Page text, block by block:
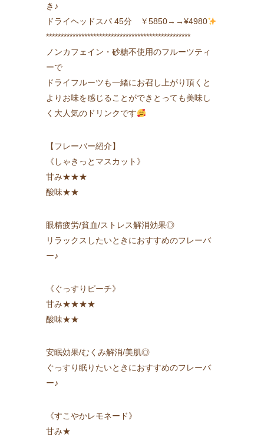
き♪
ドライヘッドスパ 45分 ￥5850→→¥4980
*************************************************
ノンカフェイン・砂糖不使用のフルーツティ
ーで
ドライフルーツも一緒にお召し上がり頂くと
よりお味を感じることができとっても美味し
く大人気のドリンクです
【フレーバー紹介】
《しゃきっとマスカット》
甘み★★★
酸味★★
眼精疲労/貧血/ストレス解消効果◎
リラックスしたいときにおすすめのフレーバ
ー♪
《ぐっすりピーチ》
甘み★★★★
酸味★★
安眠効果/むくみ解消/美肌◎
ぐっすり眠りたいときにおすすめのフレーバ
ー♪
《すこやかレモネード》
甘み★